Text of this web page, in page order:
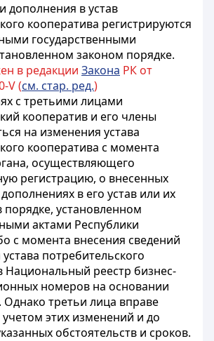
дополнения в устав
кооператива регистрируются
государственными
законом порядке.
в редакции Закона РК от
V (см. стар. ред.)
с третьими лицами
кооператив и его члены
на изменения устава
кооператива с момента
осуществляющего
регистрацию, о внесенных
в его устав или их
порядке, установленном
актами Республики
с момента внесения сведений
потребительского
Национальный реестр бизнес-
номеров на основании
Однако третьи лица вправе
учетом этих изменений и до
обстоятельств и сроков.